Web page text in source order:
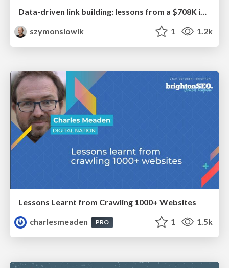
Data-driven link building: lessons from a $708K investment (BrightonSEO talk)
szymonslowik
1 1.2k
Lessons Learnt from Crawling 1000+ Websites
charlesmeaden
PRO 1 1.5k